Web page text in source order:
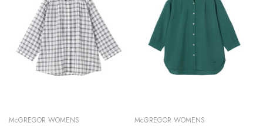
McGREGOR WOMENS McGREGOR WOMENS